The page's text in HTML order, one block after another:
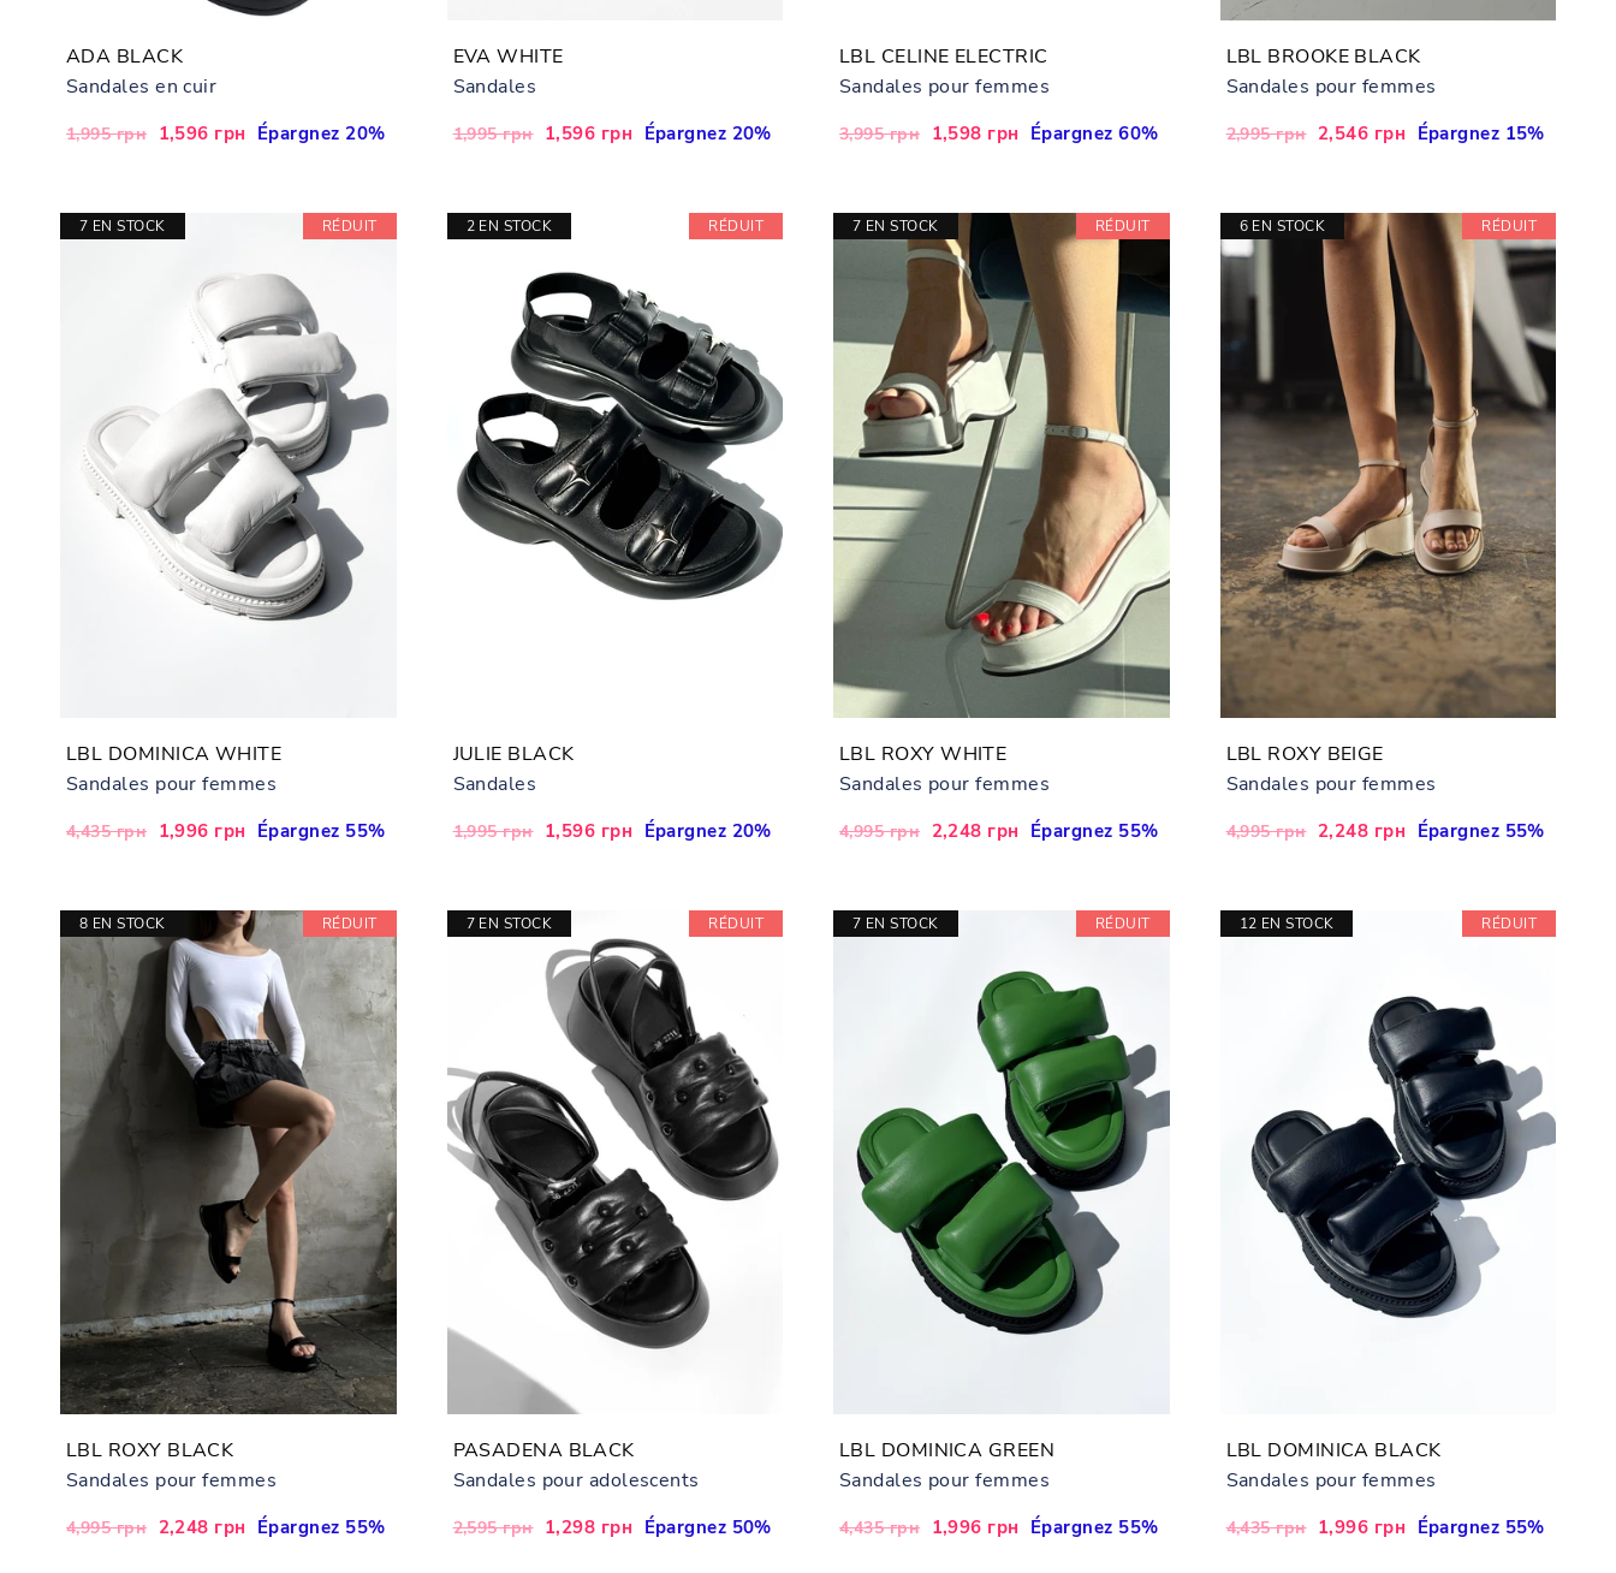
ADA BLACK
Sandales en cuir
Prix
1,995 грн Prix
1,596 грн Épargnez 20%
EVA WHITE
Sandales
Prix
1,995 грн Prix
1,596 грн Épargnez 20%
LBL CELINE ELECTRIC
Sandales pour femmes
Prix
3,995 грн Prix
1,598 грн Épargnez 60%
LBL BROOKE BLACK
Sandales pour femmes
Prix
2,995 грн Prix
2,546 грн Épargnez 15%
RÉDUIT
7 EN STOCK
LBL DOMINICA WHITE
Sandales pour femmes
Prix
4,435 грн Prix
1,996 грн Épargnez 55%
RÉDUIT
2 EN STOCK
JULIE BLACK
Sandales
Prix
1,995 грн Prix
1,596 грн Épargnez 20%
RÉDUIT
7 EN STOCK
LBL ROXY WHITE
Sandales pour femmes
Prix
4,995 грн Prix
2,248 грн Épargnez 55%
RÉDUIT
6 EN STOCK
LBL ROXY BEIGE
Sandales pour femmes
Prix
4,995 грн Prix
2,248 грн Épargnez 55%
RÉDUIT
8 EN STOCK
LBL ROXY BLACK
Sandales pour femmes
Prix
4,995 грн Prix
2,248 грн Épargnez 55%
RÉDUIT
7 EN STOCK
PASADENA BLACK
Sandales pour adolescents
Prix
2,595 грн Prix
1,298 грн Épargnez 50%
RÉDUIT
7 EN STOCK
LBL DOMINICA GREEN
Sandales pour femmes
Prix
4,435 грн Prix
1,996 грн Épargnez 55%
RÉDUIT
12 EN STOCK
LBL DOMINICA BLACK
Sandales pour femmes
Prix
4,435 грн Prix
1,996 грн Épargnez 55%